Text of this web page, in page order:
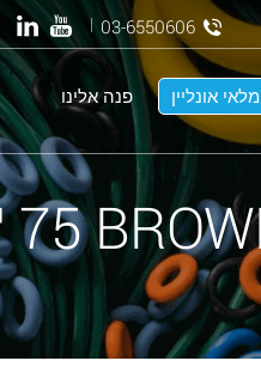
מלאי אונליין פנה אלינו
03-6550606